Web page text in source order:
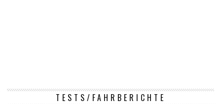
TESTS/FAHRBERICHTE